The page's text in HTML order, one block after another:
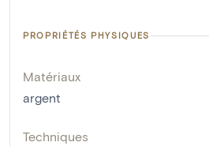
PROPRIÉTÉS PHYSIQUES
Matériaux
argent
Techniques